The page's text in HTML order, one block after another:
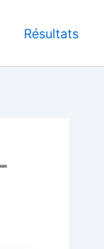
Résultats